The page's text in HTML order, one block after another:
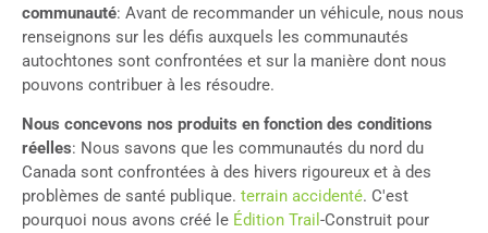
communauté: Avant de recommander un véhicule, nous nous
renseignons sur les défis auxquels les communautés
autochtones sont confrontées et sur la manière dont nous
pouvons contribuer à les résoudre.
Nous concevons nos produits en fonction des conditions
réelles: Nous savons que les communautés du nord du
Canada sont confrontées à des hivers rigoureux et à des
problèmes de santé publique. terrain accidenté. C'est
pourquoi nous avons créé le Édition Trail -Construit pour